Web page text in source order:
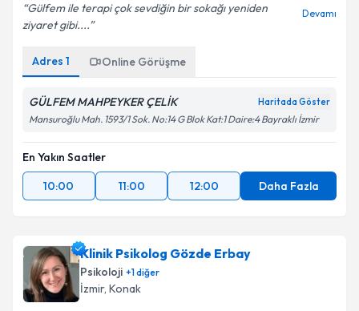
Gülfem ile terapi çok sevdiğin bir sokağı yeniden
ziyaret gibi....
Devamı
Adres 1 Online Görüşme
GÜLFEM MAHPEYKER ÇELİK Haritada Göster
Mansuroğlu Mah. 1593/1 Sok. No:14 G Blok Kat:1 Daire:4 Bayraklı İzmir
En Yakın Saatler
10:00
11:00 12:00 Daha Fazla
Klinik Psikolog Gözde Erbay
Psikoloji +1diğer
İzmir, Konak